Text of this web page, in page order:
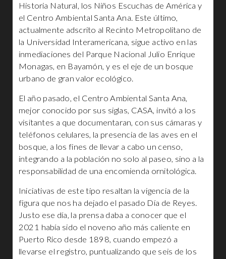
Historia Natural, los Niños Escuchas de América y
el Centro Ambiental Santa Ana. Este último,
actualmente adscrito al Recinto Metropolitano de
la Universidad Interamericana, sigue activo en las
inmediaciones del Parque Nacional Julio Enrique
Monagas, en Bayamón, y es el eje de un bosque
urbano de gran valor ecológico.
El año pasado, el Centro Ambiental Santa Ana,
mejor conocido por sus siglas, CASA, invitó a los
visitantes a que documentaran, con sus cámaras y
teléfonos celulares, la presencia de las aves en el
bosque, a los fines de llevar a cabo un censo,
integrando a la población no solo al paseo, sino a la
responsabilidad de una encomienda ornitológica.
Iniciativas de este tipo resaltan la vigencia de la
figura que nos ha dejado el pasado Día de Reyes.
Justo ese día, la prensa daba a conocer que el
2021 había sido el noveno año más caliente en
Puerto Rico desde 1898, cuando empezó a
llevarse el registro, puntualizando que seis de los